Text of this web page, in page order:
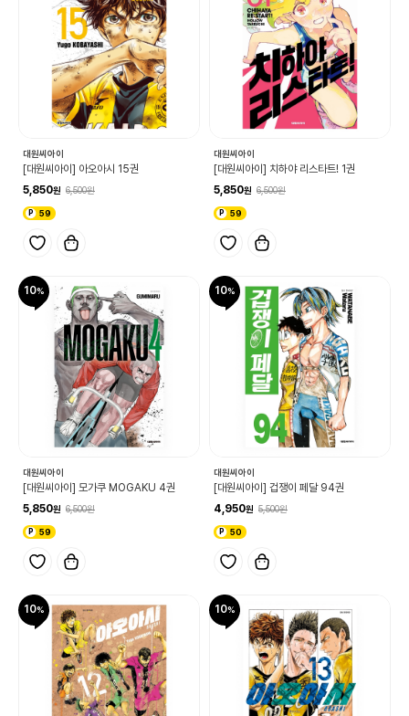
대원씨아이
[대원씨아이] 아오아시 15권
5,850
6,500
59
대원씨아이
[대원씨아이] 치하야 리스타트! 1권
5,850
6,500
59
10
대원씨아이
[대원씨아이] 모가쿠 MOGAKU 4권
5,850
6,500
59
10
대원씨아이
[대원씨아이] 겁쟁이 페달 94권
4,950
5,500
50
10 10